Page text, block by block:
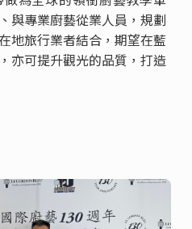
與專業廚藝從業人員，規劃
地旅行業者結合，期望在藍
亦可提升觀光的品質，打造